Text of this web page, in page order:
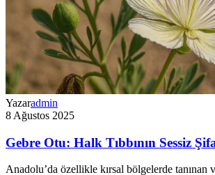
Yazaradmin
8 Ağustos 2025
Gebre Otu: Halk Tıbbının Sessiz
Anadolu’da özellikle kırsal bölgelerde tanınan